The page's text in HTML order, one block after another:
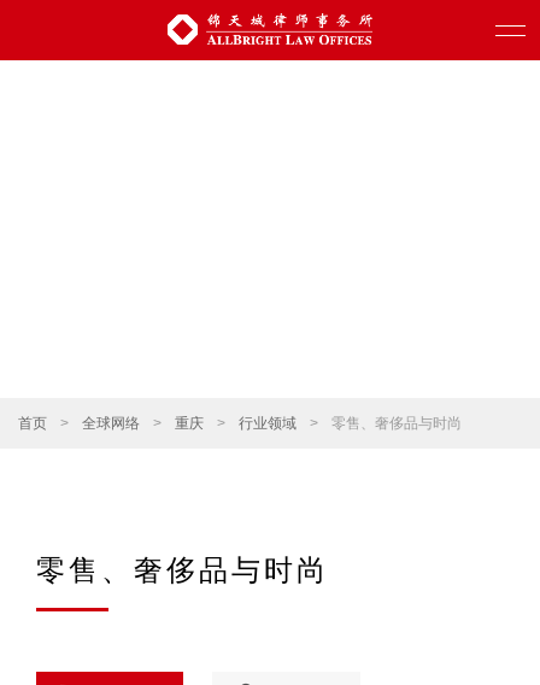
首页 > 全球网络 > 重庆 > 行业领域 > 零售、奢侈品与时尚
零售、奢侈品与时尚